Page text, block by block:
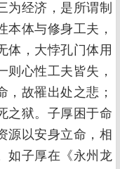
为经济，是所谓制
本体与修身工夫，
体，大悖孔门体用
心性工夫皆失，
故罹出处之悲；
之狱。子厚困于命
源以安身立命，相
如子厚在《永州龙